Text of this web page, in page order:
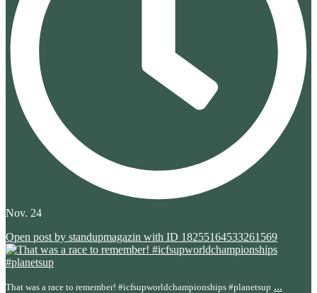
Nov. 24
Open post by standupmagazin with ID 18255164533261569
That was a race to remember! #icfsupworldchampionships #planetsup ...